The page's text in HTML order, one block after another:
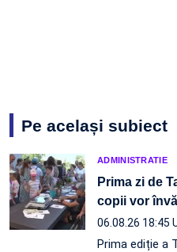
Pe același subiect
ADMINISTRATIE
Prima zi de
copii vor
06.08.26 18:45
Prima ediție a